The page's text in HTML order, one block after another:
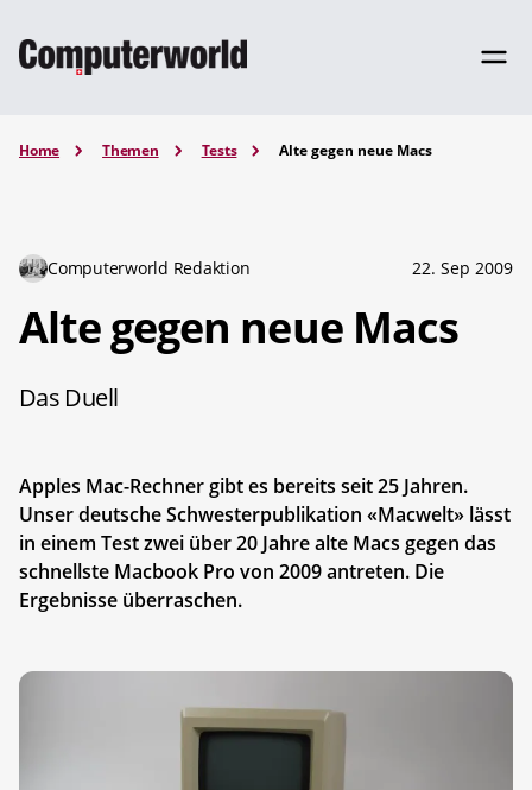
Home Themen Tests Alte gegen neue Macs
Computerworld Redaktion 22. Sep 2009
Alte gegen neue Macs
Das Duell
Apples Mac-Rechner gibt es bereits seit 25 Jahren.
Unser deutsche Schwesterpublikation «Macwelt» lässt
in einem Test zwei über 20 Jahre alte Macs gegen das
schnellste Macbook Pro von 2009 antreten. Die
Ergebnisse überraschen.